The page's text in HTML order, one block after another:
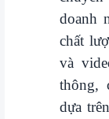
doanh
chất
và
thông,
dựa